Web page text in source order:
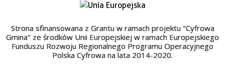
Strona sfinansowana z Grantu w ramach projektu "Cyfrowa
Gmina" ze środków Unii Europejskiej w ramach Europejskiego
Funduszu Rozwoju Regionalnego Programu Operacyjnego
Polska Cyfrowa na lata 2014-2020.